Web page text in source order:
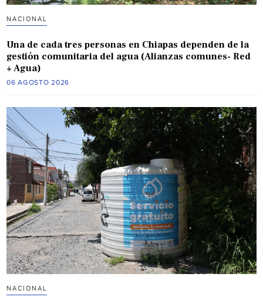
NACIONAL
Una de cada tres personas en Chiapas dependen de la
gestión comunitaria del agua (Alianzas comunes- Red
+ Agua)
06 AGOSTO 2026
NACIONAL